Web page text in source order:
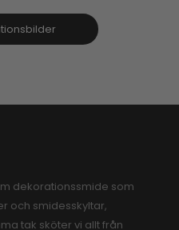
dekorationssmide som
och smidesskyltar,
tak sköter vi allt från